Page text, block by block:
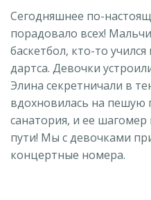
Сегодняшнее по-
порадовало всех!
баскетбол, кто-то
дартса. Девочки
Элина секретничали в
вдохновилась на пешую
санатория, и ее
пути! Мы с девочками
концертные номера.